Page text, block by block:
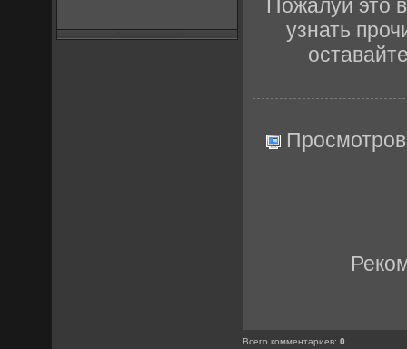
Пожалуй это
узнать
Всего комментариев:0